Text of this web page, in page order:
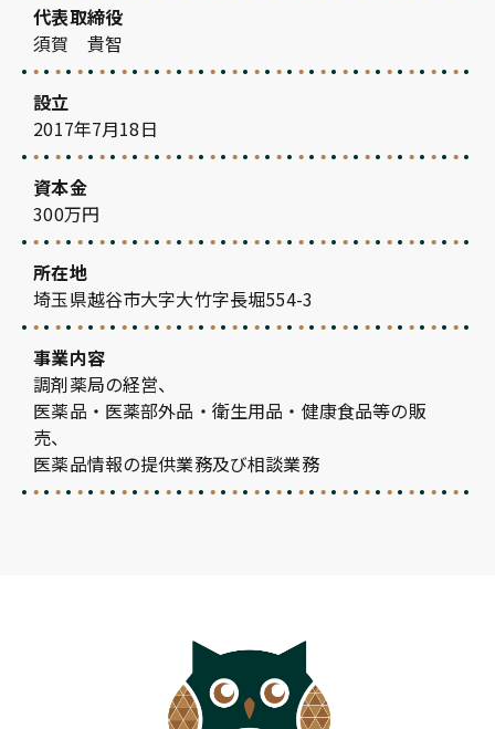
代表取締役
須賀 貴智
設立
2017年7月18日
資本金
300万円
所在地
埼玉県越谷市大字大竹字長堀554-3
事業内容
調剤薬局の経営、
医薬品・医薬部外品・衛生用品・健康食品等の販
売、
医薬品情報の提供業務及び相談業務